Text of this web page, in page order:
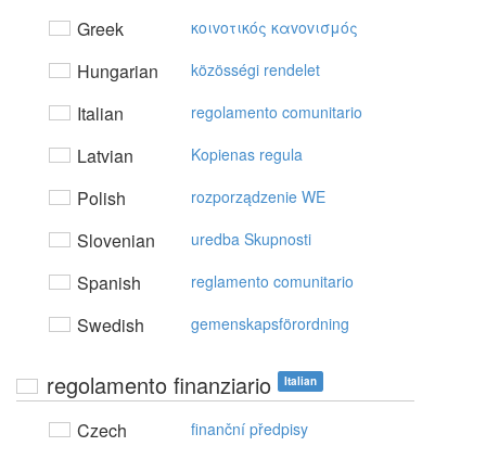
Greek κoιvoτικός καvovισμός
Hungarian közösségi rendelet
Italian regolamento comunitario
Latvian Kopienas regula
Polish rozporządzenie WE
Slovenian uredba Skupnosti
Spanish reglamento comunitario
Swedish gemenskapsförordning
regolamento finanziario Italian
Czech finanční předpisy